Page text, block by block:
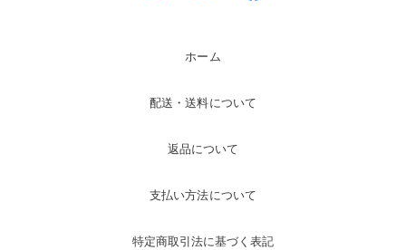
ホーム
配送・送料について
返品について
支払い方法について
特定商取引法に基づく表記